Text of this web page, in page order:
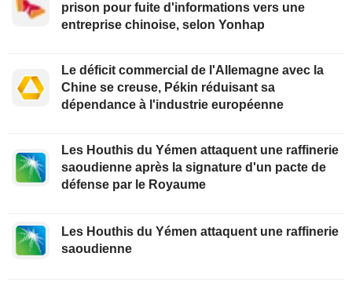
prison pour fuite d'informations vers une
entreprise chinoise, selon Yonhap
Le déficit commercial de l'Allemagne avec la
Chine se creuse, Pékin réduisant sa
dépendance à l'industrie européenne
Les Houthis du Yémen attaquent une raffinerie
saoudienne après la signature d'un pacte de
défense par le Royaume
Les Houthis du Yémen attaquent une raffinerie
saoudienne